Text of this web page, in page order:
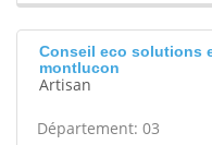
Conseil eco solutions
montlucon
Artisan
Département: 03